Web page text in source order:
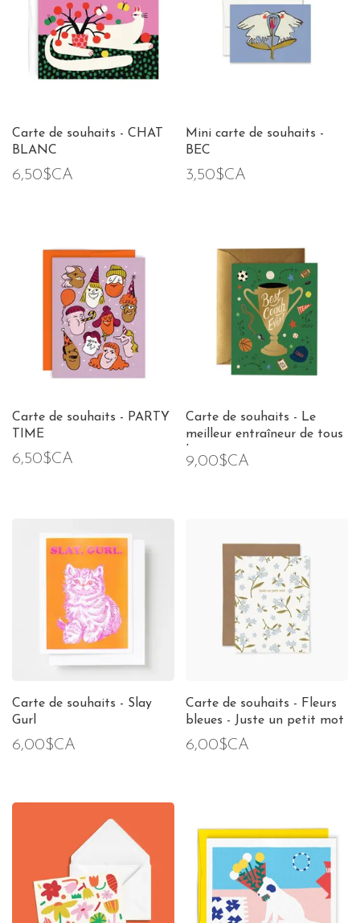
Carte de souhaits - CHAT
BLANC
6,50$CA
Mini carte de souhaits -
BEC
3,50$CA
Carte de souhaits - PARTY
TIME
6,50$CA
Carte de souhaits - Le
meilleur entraîneur de tous
les temps
9,00$CA
Carte de souhaits - Slay
Gurl
6,00$CA
Carte de souhaits - Fleurs
bleues - Juste un petit mot
6,00$CA